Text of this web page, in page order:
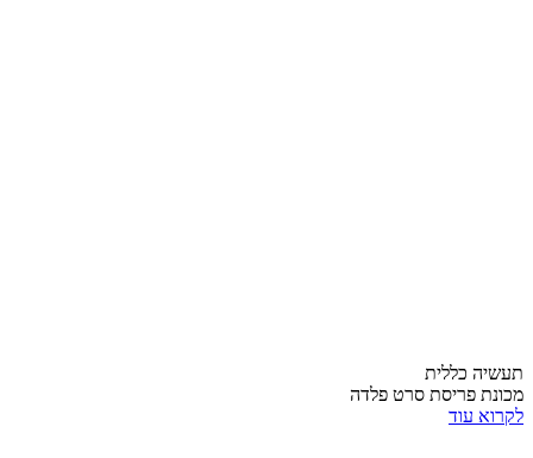
תעשיה כללית
מכונת פריסת סרט פלדה
לקרוא עוד